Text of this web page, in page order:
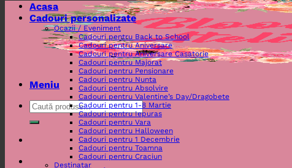
Meniu
Caută
Acasa
Cadouri personalizate
Ocazii / Eveniment
Cadouri pentru Back to School
Cadouri pentru Aniversare
Cadouri pentru Aniversare Casatorie
Cadouri pentru Majorat
Cadouri pentru Pensionare
Cadouri pentru Nunta
Cadouri pentru Absolvire
Cadouri pentru Valentine’s Day/Dragobete
Cadouri pentru 1-8 Martie
Cadouri pentru Iepuras
Cadouri pentru Vara
Cadouri pentru Halloween
Cadouri pentru 1 Decembrie
Cadouri pentru Toamna
Cadouri pentru Craciun
Destinatar